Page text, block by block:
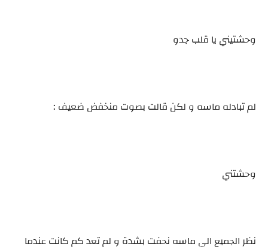
وحشتيني يا قلب جدو
لم تبادله ماسه و لكن قالت بصوت منخفض ضعيف :
وحشتني
نظر الجميع الي ماسه نحفت بشدة و لم تعد كم كانت عندما